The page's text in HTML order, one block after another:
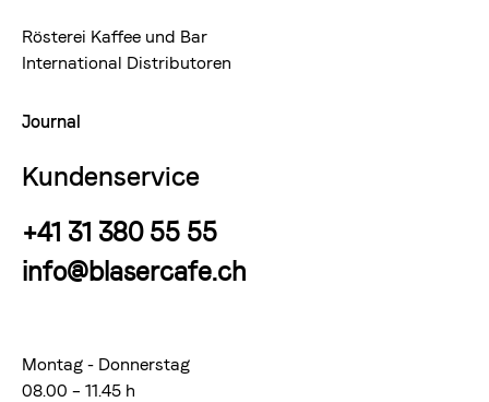
Rösterei Kaffee und Bar
International Distributoren
Journal
Kundenservice
+41 31 380 55 55
info@blasercafe.ch
Montag - Donnerstag
08.00 – 11.45 h